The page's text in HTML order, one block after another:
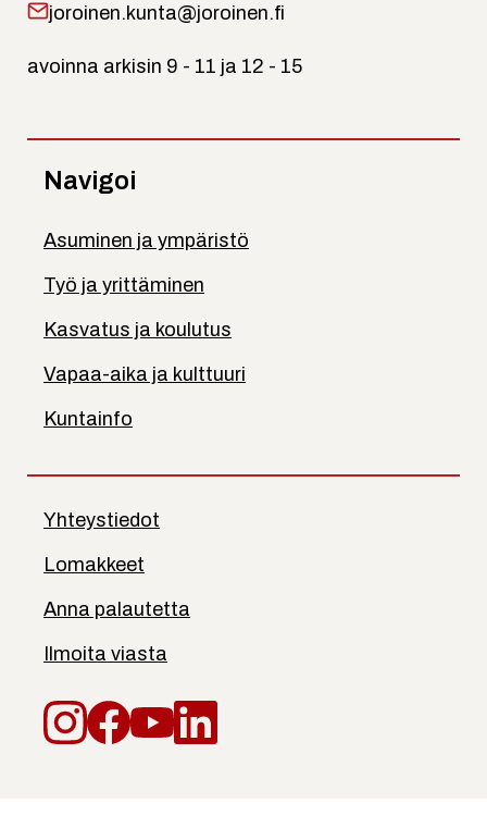
joroinen.kunta@joroinen.fi
avoinna arkisin 9 - 11 ja 12 - 15
Navigoi
Asuminen ja ympäristö
Työ ja yrittäminen
Kasvatus ja koulutus
Vapaa-aika ja kulttuuri
Kuntainfo
Yhteystiedot
Lomakkeet
Anna palautetta
Ilmoita viasta
Instagram
Facebook
YouTube
LinkedIn